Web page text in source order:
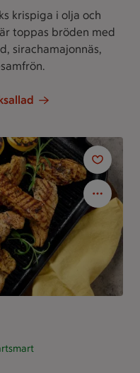
krispiga i olja och
toppas bröden med
sirachamajonnäs,
4 kommentarer
är ett klimartsmart val.